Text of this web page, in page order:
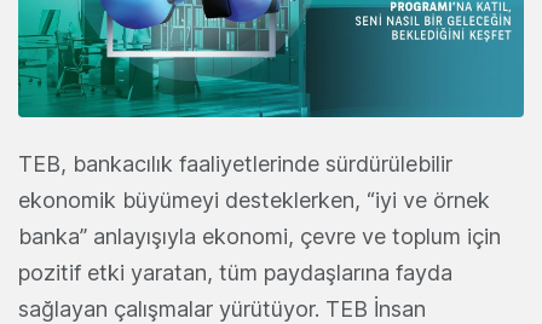
TEB, bankacılık faaliyetlerinde sürdürülebilir
ekonomik büyümeyi desteklerken, “iyi ve örnek
banka” anlayışıyla ekonomi, çevre ve toplum için
pozitif etki yaratan, tüm paydaşlarına fayda
sağlayan çalışmalar yürütüyor. TEB İnsan